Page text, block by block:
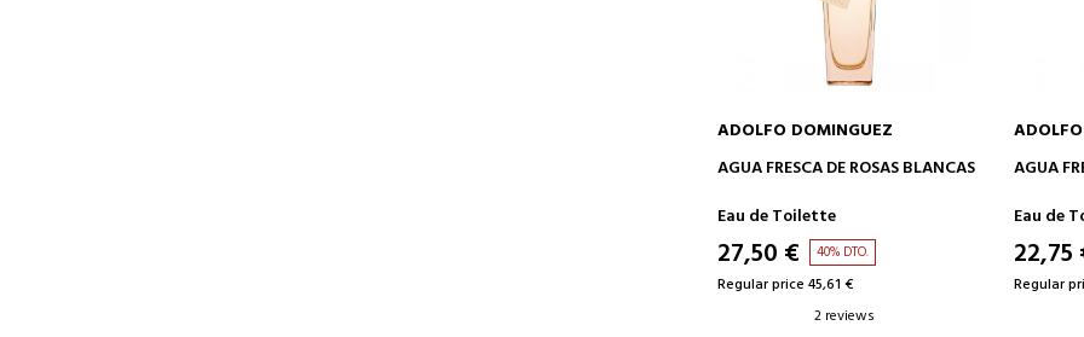
ADD TO CART
ADOLFO DOMINGUEZ
AGUA FRESCA DE ROSAS BLANCAS
Eau de Toilette
27,50 € 40% DTO.
Regular price 45,61 €
2 reviews
AGUA
Eau de
22,75
Regular